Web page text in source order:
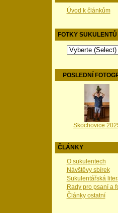
Úvod k článkům
FOTKY SUKULENTŮ
POSLEDNÍ
Skochovice
ČLÁNKY
O sukulentech
Návštěvy sbírek
Sukulentářská
Rady pro psaní a
Články ostatní